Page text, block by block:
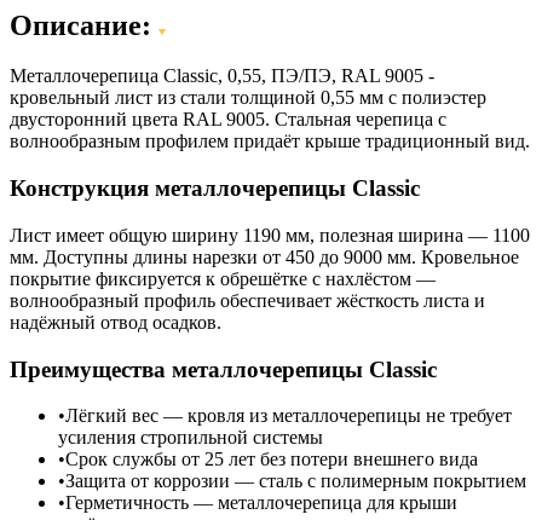
Описание:
Металлочерепица Classic, 0,55, ПЭ/ПЭ, RAL 9005 -
кровельный лист из стали толщиной 0,55 мм с полиэстер
двусторонний цвета RAL 9005. Стальная черепица с
волнообразным профилем придаёт крыше традиционный вид.
Конструкция металлочерепицы Classic
Лист имеет общую ширину 1190 мм, полезная ширина — 1100
мм. Доступны длины нарезки от 450 до 9000 мм. Кровельное
покрытие фиксируется к обрешётке с нахлёстом —
волнообразный профиль обеспечивает жёсткость листа и
надёжный отвод осадков.
Преимущества металлочерепицы Classic
Лёгкий вес — кровля из металлочерепицы не требует
усиления стропильной системы
Срок службы от 25 лет без потери внешнего вида
Защита от коррозии — сталь с полимерным покрытием
Герметичность — металлочерепица для крыши